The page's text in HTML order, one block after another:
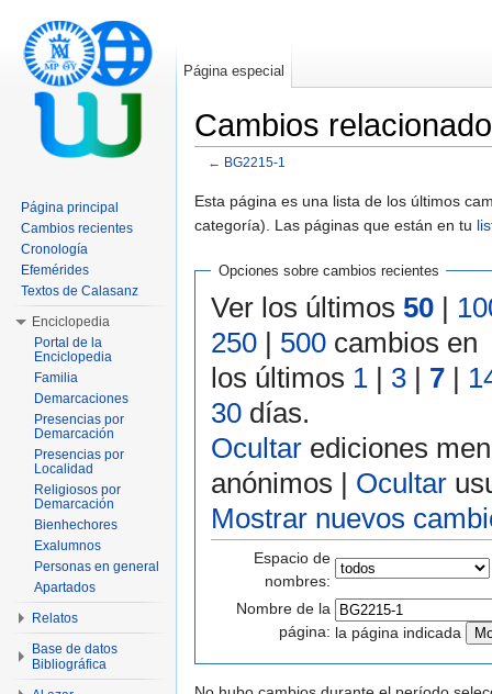
Cambios
← BG2215-1
Esta página es una lista de los últimos
categoría). Las páginas que están en tu
Opciones sobre cambios recientes
Ver los últimos 50 |
250 | 500 cambios en
los últimos 1 | 3 | 7 |
30 días.
Ocultar ediciones
anónimos | Ocultar
Mostrar nuevos
Espacio de
nombres:
Nombre de la
página: la página indicada
Página especial
Página principal
Cambios recientes
Cronología
Efemérides
Textos de Calasanz
Enciclopedia
Portal de la
Enciclopedia
Familia
Demarcaciones
Presencias por
Demarcación
Presencias por
Localidad
Religiosos por
Demarcación
Bienhechores
Exalumnos
Personas en general
Apartados
Relatos
Base de datos
Bibliográfica